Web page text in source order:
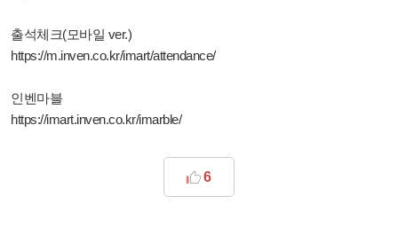
출석체크(모바일 ver.)
https://m.inven.co.kr/imart/attendance/
인벤마블
https://imart.inven.co.kr/imarble/
6